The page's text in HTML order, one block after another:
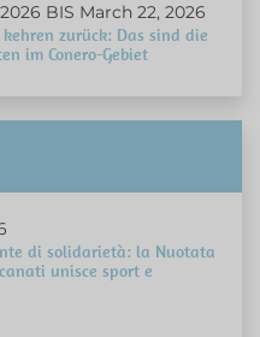
BIS March 22, 2026
zurück: Das sind die
im Conero-Gebiet
di solidarietà: la Nuotata
unisce sport e